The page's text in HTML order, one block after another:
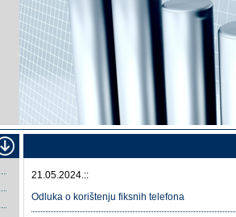
21.05.2024.::
Odluka o korištenju fiksnih telefona